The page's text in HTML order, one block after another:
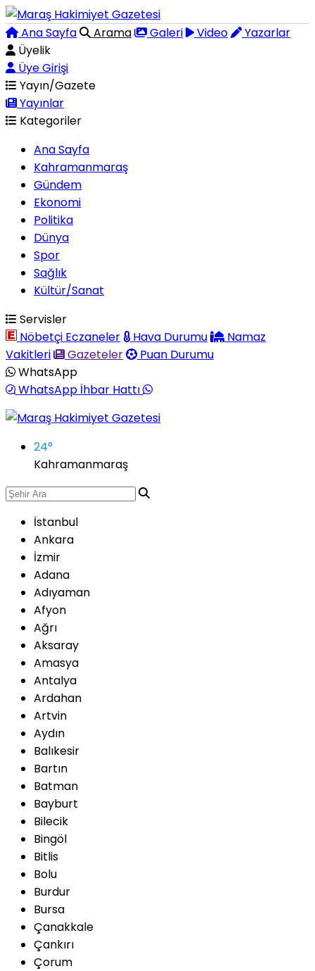
Ana Sayfa Arama Galeri Video
Yazarlar
Üyelik
Üye Girişi
Yayın/Gazete
Yayınlar
Kategoriler
Ana Sayfa
Kahramanmaraş
Gündem
Ekonomi
Politika
Dünya
Spor
Sağlık
Kültür/Sanat
Servisler
Nöbetçi Eczaneler
Hava Durumu
Namaz
Vakitleri
Gazeteler
Puan Durumu
WhatsApp
WhatsApp İhbar Hattı
24°
Kahramanmaraş
İstanbul
Ankara
İzmir
Adana
Adıyaman
Afyon
Ağrı
Aksaray
Amasya
Antalya
Ardahan
Artvin
Aydın
Balıkesir
Bartın
Batman
Bayburt
Bilecik
Bingöl
Bitlis
Bolu
Burdur
Bursa
Çanakkale
Çankırı
Çorum